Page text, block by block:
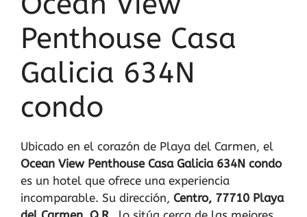
Penthouse Casa
Galicia 634N
condo
Ubicado en el corazón de Playa del Carmen, el
Ocean View Penthouse Casa Galicia 634N condo
es un hotel que ofrece una experiencia
incomparable. Su dirección, Centro, 77710 Playa